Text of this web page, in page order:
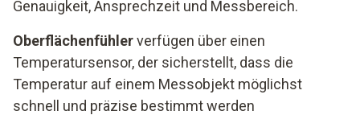
Genauigkeit, Ansprechzeit und Messbereich.
Oberflächenfühlerverfügen über einen
Temperatursensor, der sicherstellt, dass die
Temperatur auf einem Messobjekt möglichst
schnell und präzise bestimmt werden